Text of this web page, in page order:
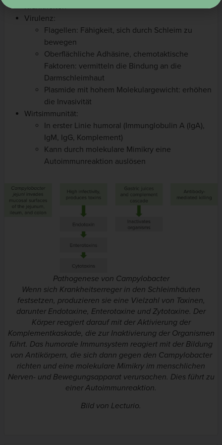
Krankheiten
Virulenz:
Flagellen: Fähigkeit, sich durch Schleim zu
bewegen
Oberflächliche Adhäsine, chemotaktische
Faktoren: vermitteln die Bindung an die
Darmschleimhaut
Plasmide mit hohem Molekulargewicht: erhöhen
die Invasivität
Wirtsimmunität:
In erster Linie humoral (Immunglobulin A (IgA),
IgM, IgG, Komplement)
Kann durch molekulare Mimikry eine
Autoimmunreaktion auslösen
Pathogenese von Campylobacter
Wenn sich Krankheitserreger in den Schleimhäuten
festsetzen, produzieren sie eine Vielzahl von Toxinen,
darunter Endotoxine, Enterotoxine und Zytotoxine. Der
Körper reagiert darauf mit der Aktivierung der
Komplementkaskade, die zur Inaktivierung der Organismen
führt. Das humorale Immunsystem reagiert mit der Bildung
von Antikörpern, die sich dann gegen den Campylobacter
richten und eine molekulare Mimikry im menschlichen
Nerven- und Bewegungsapparat verursachen. Dies führt zu
einer Autoimmunreaktion.
Bild von Lecturio.